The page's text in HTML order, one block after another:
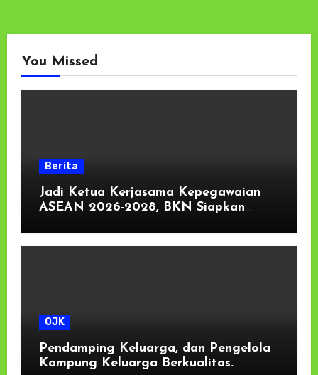
You Missed
Berita
Jadi Ketua Kerjasama Kepegawaian
ASEAN 2026-2028, BKN Siapkan
ASEAN
OJK
Pendamping Keluarga, dan Pengelola
Kampung Keluarga Berkualitas.